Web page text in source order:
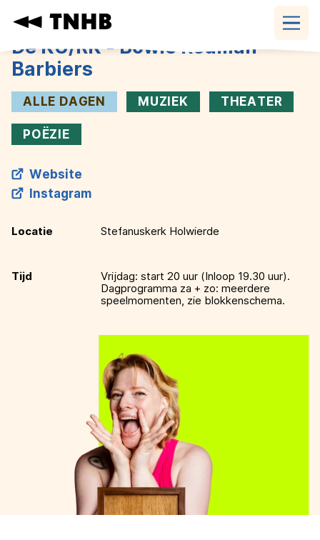
Navigatie
De KU/RK - Bowie Redman
Barbiers
ALLE DAGEN MUZIEK THEATER
POËZIE
Website
Instagram
Locatie Stefanuskerk Holwierde
Tijd
Vrijdag: start 20 uur (Inloop 19.30 uur).
Dagprogramma za + zo: meerdere
speelmomenten, zie blokkenschema.